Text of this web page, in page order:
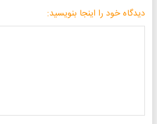
دیدگاه خود را اینجا بنویسید: